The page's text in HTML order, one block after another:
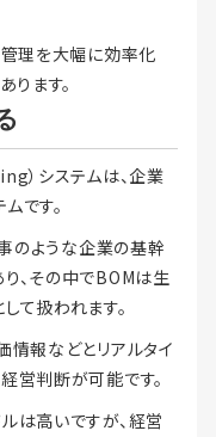
理を大幅に効率化
ります。
システムは、企業
です。
のような企業の基幹
、その中でBOMは生
て扱われます。
報などとリアルタイ
営判断が可能です。
は高いですが、経営